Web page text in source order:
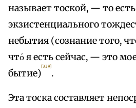
называет тоской, — то
экзистенциального
небытия (сознание того,
чтό я есть сейчас, — это
бытие)
[339]
.
Эта тоска составляет